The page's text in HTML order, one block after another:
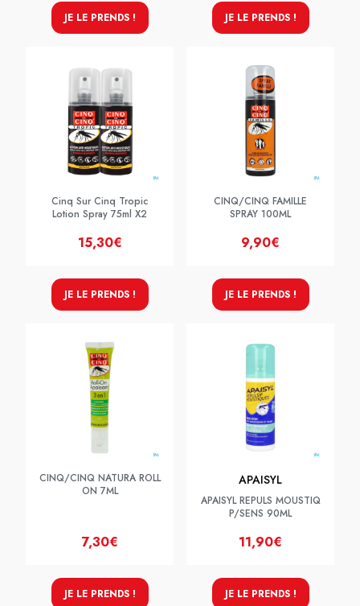
JE LE PRENDS ! JE LE PRENDS !
Cinq Sur Cinq Tropic
Lotion Spray 75ml X2
15,30€
JE LE PRENDS !
CINQ/CINQ FAMILLE
SPRAY 100ML
9,90€
JE LE PRENDS !
CINQ/CINQ NATURA ROLL
ON 7ML
7,30€
JE LE PRENDS !
APAISYL
APAISYL REPULS MOUSTIQ
P/SENS 90ML
11,90€
JE LE PRENDS !